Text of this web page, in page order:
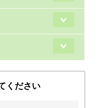
ください